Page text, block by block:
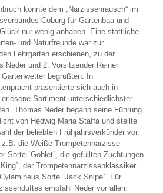
konnte dem „Narzissenrausch“ im
Coburg für Gartenbau und
nur wenig anhaben. Eine stattliche
und Naturfreunde war zur
Lehrgarten erschienen, zu der
Neder und 2. Vorsitzender Reiner
begrüßten. In
präsentierte sich auch in
Sortiment unterschiedlichster
Thomas Neder begann seine Führung
von Hedwig Maria Staffa und stellte
der beliebten Frühjahrsverkünder vor.
die Weiße Trompetennarzisse
Sorte `Goblet`, die gefüllten Züchtungen
der Trompetennarzissenklassiker
Sorte `Jack Snipe`. Für
empfahl Neder vor allem